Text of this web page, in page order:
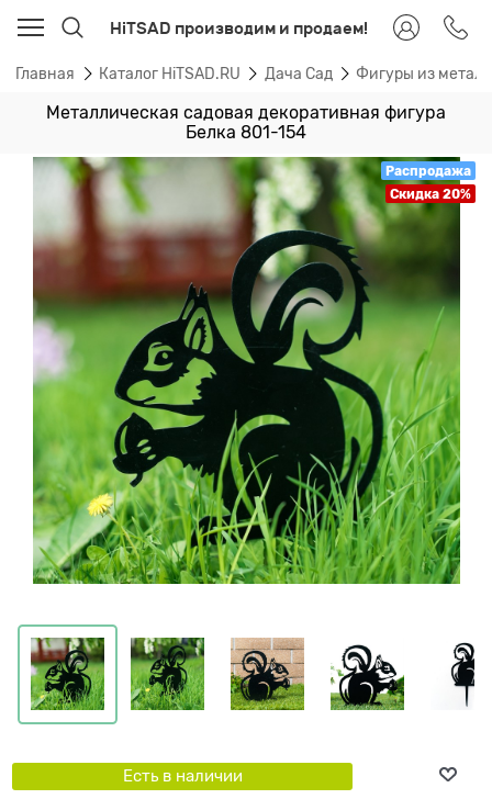
HiTSAD производим и продаем!
Главная Каталог HiTSAD.RU Дача Сад Фигуры из
Металлическая садовая декоративная фигура
Белка 801-154
Распродажа
Скидка 20%
Есть в наличии